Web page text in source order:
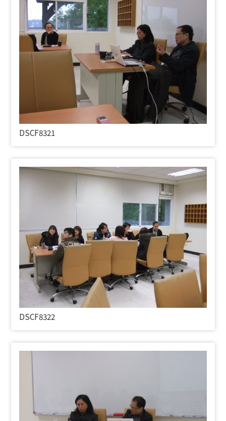
DSCF8321
DSCF8322